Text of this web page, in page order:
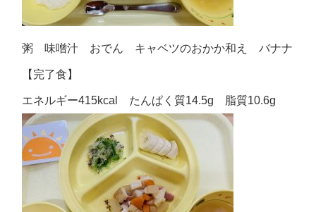
粥 味噌汁 おでん キャベツのおかか和え バナナ
【完了食】
エネルギー415kcal たんぱく質14.5g 脂質10.6g